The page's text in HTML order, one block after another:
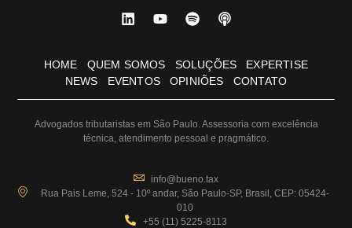
HOME QUEM SOMOS SOLUÇÕES
EXPERTISE
NEWS
EVENTOS OPINIÕES CONTATO
Advogados tributaristas em São Paulo. Assessoria com excelência
técnica, atendimento pessoal e pragmático.
info@bueno.tax
Rua Pais Leme, 524 - 10º andar, São Paulo-SP, Brasil, CEP: 05424-
010
+55 (11) 5225-8113